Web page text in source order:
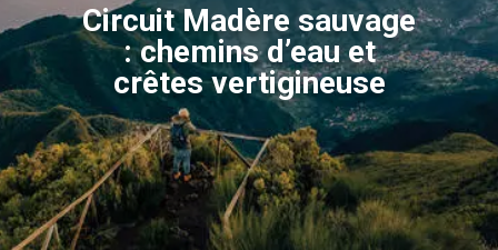
Circuit Madère sauvage
: chemins d’eau et
crêtes vertigineuse